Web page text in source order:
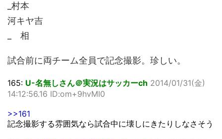
_村本
河キヤ吉
_ 相
試合前に両チーム全員で記念撮影。珍しい。
165: U-名無しさん＠実況はサッカーch 2014/01/31(金)
14:12:56.16 ID:om+9hvMI0
>>161
記念撮影する雰囲気なら試合中に壊しにきたりしなさそう